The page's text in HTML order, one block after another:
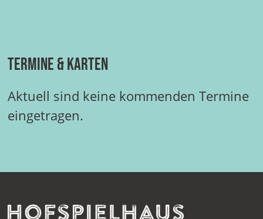
Termine & Karten
Aktuell sind keine kommenden Termine
eingetragen.